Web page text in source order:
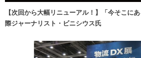
【次回から大幅リニューアル！】「今そこに
際ジャーナリスト・ビニシウス氏